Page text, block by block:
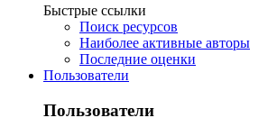
Быстрые ссылки
Поиск ресурсов
Наиболее активные авторы
Последние оценки
Пользователи
Пользователи